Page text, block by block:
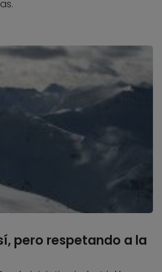
pero respetando a la